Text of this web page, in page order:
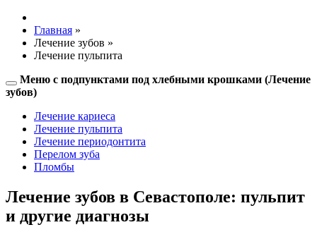
Главная »
Лечение зубов »
Лечение пульпита
Toggle
navigation
Меню с подпунктами под хлебными крошками (Лечение
зубов)
Лечение кариеса
Лечение пульпита
Лечение периодонтита
Перелом зуба
Пломбы
Лечение зубов в Севастополе: пульпит
и другие диагнозы